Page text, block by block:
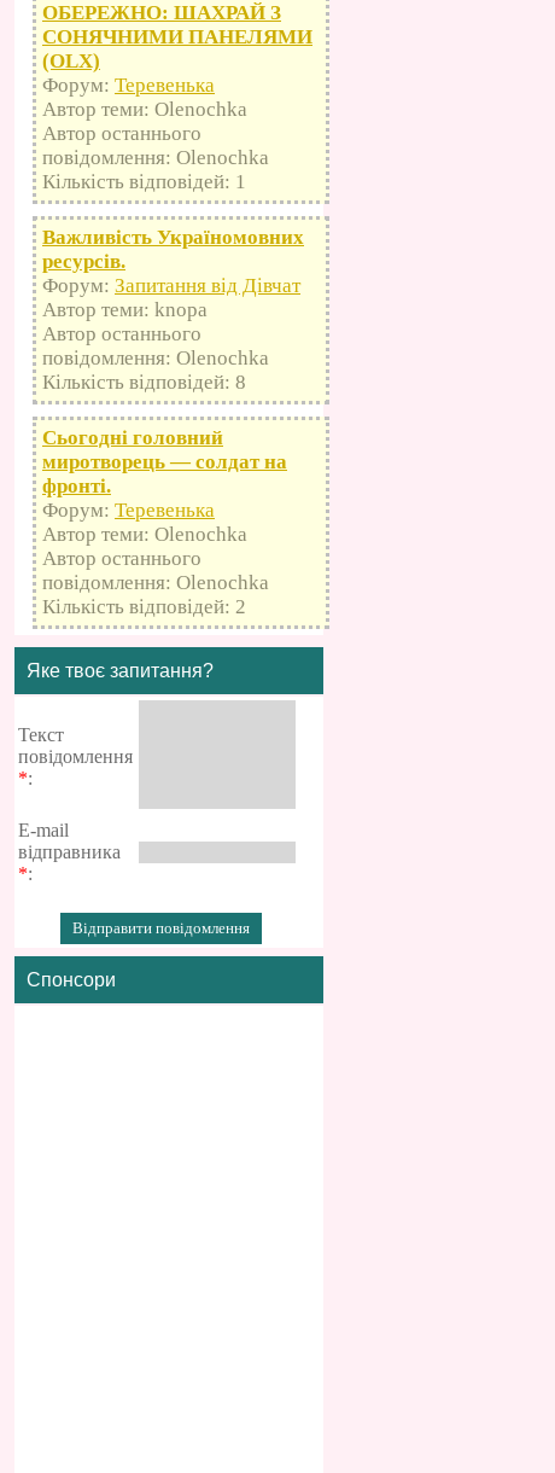
ОБЕРЕЖНО: ШАХРАЙ З
СОНЯЧНИМИ ПАНЕЛЯМИ
(OLX)
Форум: Теревенька
Автор теми: Olenochka
Автор останнього
повідомлення: Olenochka
Кількість відповідей: 1
Важливість Україномовних
ресурсів.
Форум: Запитання від Дівчат
Автор теми: knopa
Автор останнього
повідомлення: Olenochka
Кількість відповідей: 8
Сьогодні головний
миротворець — солдат на
фронті.
Форум: Теревенька
Автор теми: Olenochka
Автор останнього
повідомлення: Olenochka
Кількість відповідей: 2
Яке твоє запитання?
Текст
повідомлення
*:
E-mail
відправника
*:
Спонсори